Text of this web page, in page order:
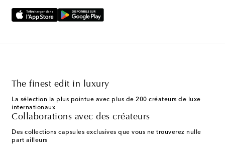
The finest edit in luxury
La sélection la plus pointue avec plus de 200 créateurs de luxe
internationaux
Collaborations avec des créateurs
Des collections capsules exclusives que vous ne trouverez nulle
part ailleurs